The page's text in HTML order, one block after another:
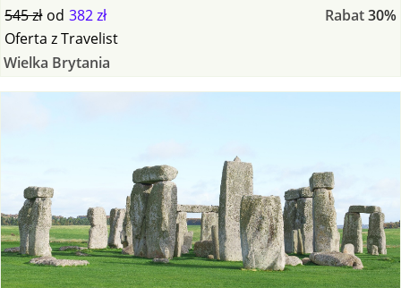
545 zł od 382 zł Rabat30%
Oferta zTravelist
Wielka Brytania